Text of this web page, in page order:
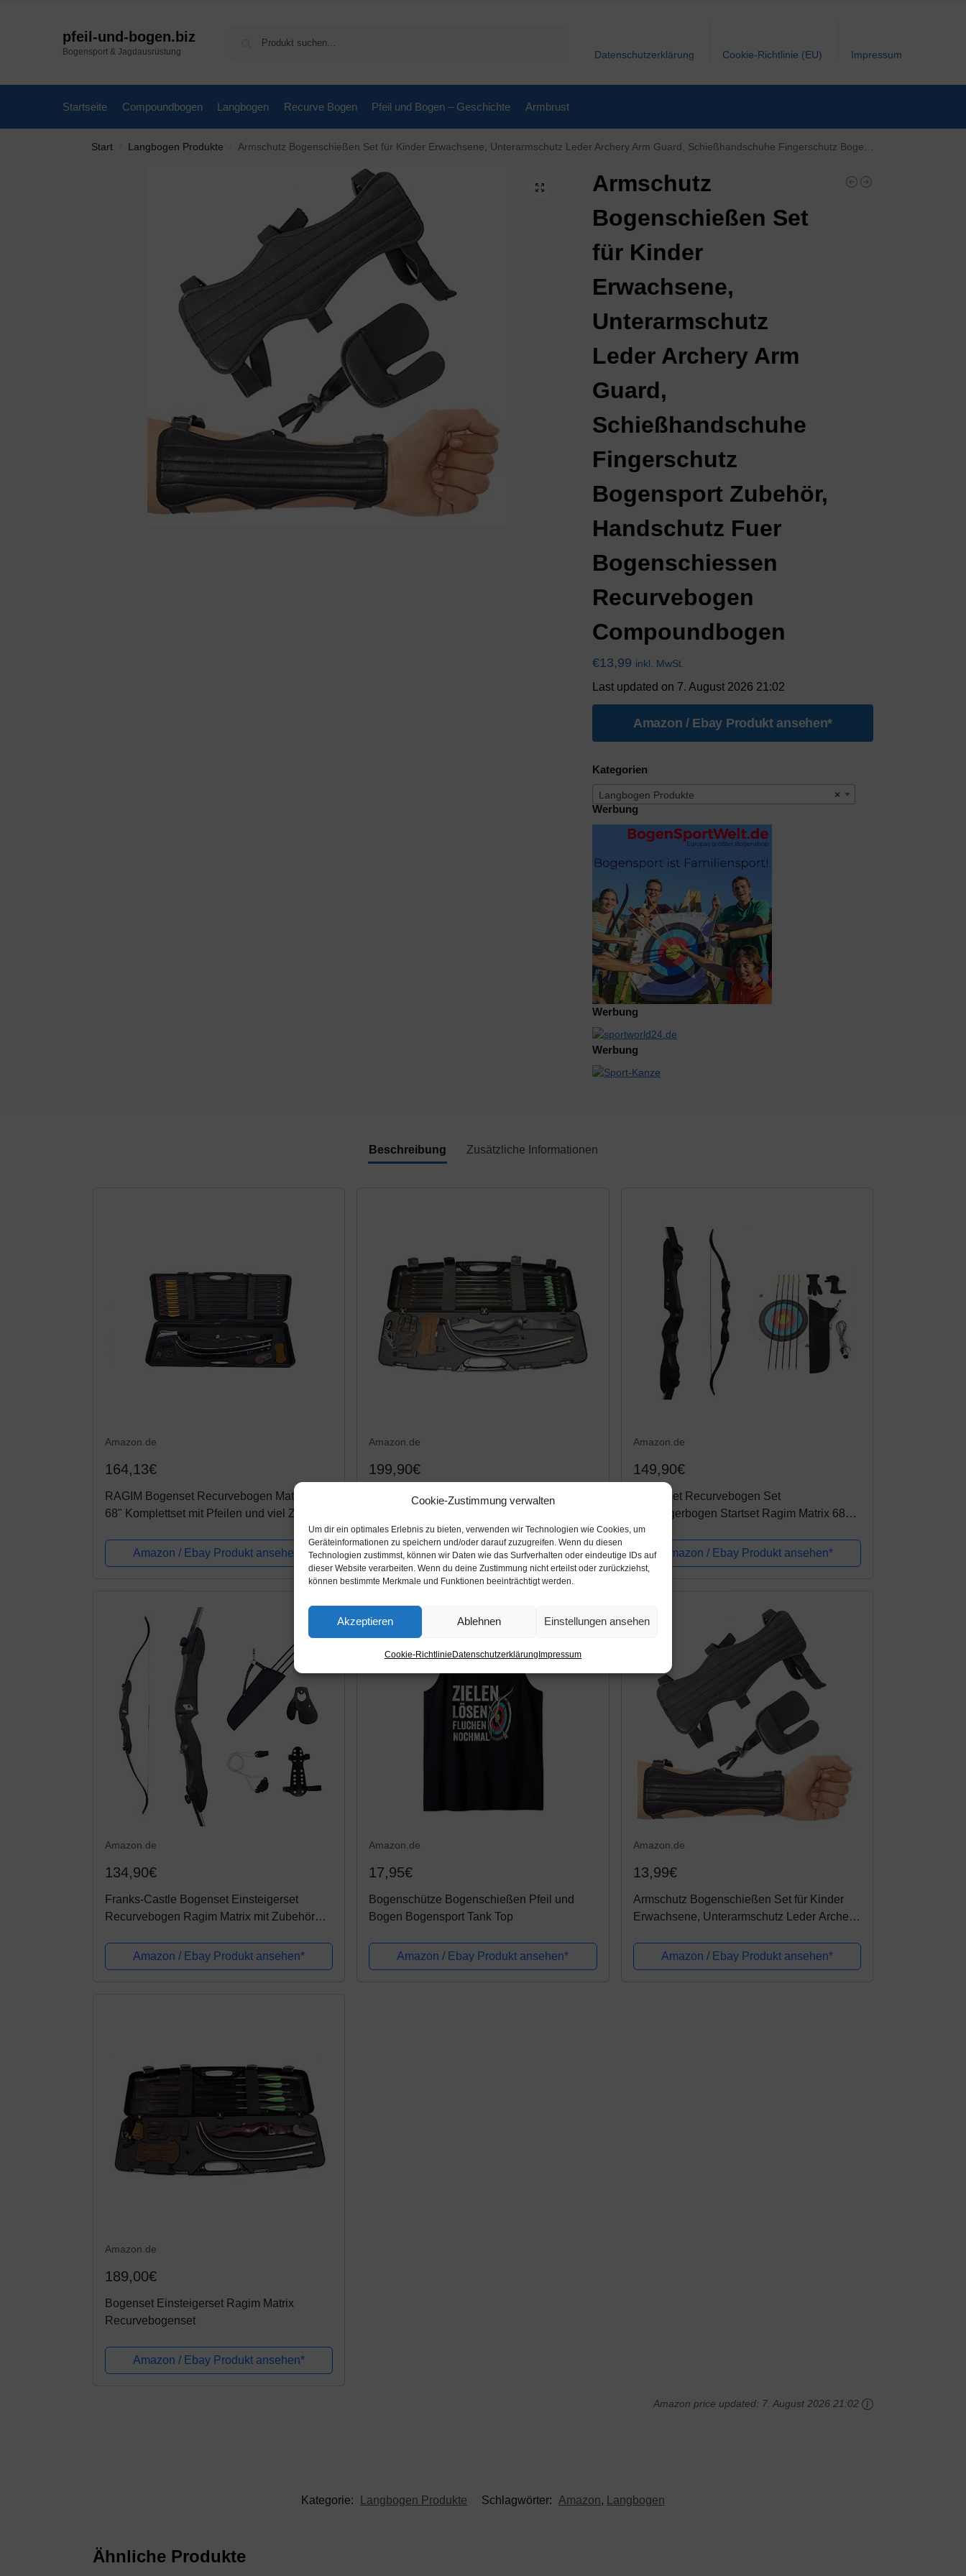
Cookie-Zustimmung verwalten
Um dir ein optimales Erlebnis zu bieten, verwenden wir Technologien wie Cookies, um
Geräteinformationen zu speichern und/oder darauf zuzugreifen. Wenn du diesen
Technologien zustimmst, können wir Daten wie das Surfverhalten oder eindeutige IDs auf
dieser Website verarbeiten. Wenn du deine Zustimmung nicht erteilst oder zurückziehst,
können bestimmte Merkmale und Funktionen beeinträchtigt werden.
Akzeptieren Ablehnen Einstellungen ansehen
Cookie-RichtlinieDatenschutzerklärungImpressum
pfeil-und-bogen.biz
Bogensport & Jagdausrüstung Datenschutzerklärung Cookie-Richtlinie (EU) Impressum
Startseite Compoundbogen Langbogen Recurve Bogen Pfeil und Bogen – Geschichte Armbrust
Start Langbogen Produkte Armschutz Bogenschießen Set für Kinder Erwachsene, Unterarmschutz Leder Archery Arm Guard, Schießhandschuhe Fingerschutz Bogensport Zubehör, Handschutz Fuer Bogenschiessen Recurvebogen Compoundbogen
Armschutz
Bogenschießen Set
für Kinder
Erwachsene,
Unterarmschutz
Leder Archery Arm
Guard,
Schießhandschuhe
Fingerschutz
Bogensport Zubehör,
Handschutz Fuer
Bogenschiessen
Recurvebogen
Compoundbogen
€13,99 inkl. MwSt.
Last updated on 7. August 2026 21:02
Amazon / Ebay Produkt ansehen*
Kategorien
×
Langbogen Produkte
Werbung
Werbung
Werbung
Beschreibung Zusätzliche Informationen
Amazon.de
164,13€
RAGIM Bogenset Recurvebogen Matrix Evo
68" Komplettset mit Pfeilen und viel Zubehör
Amazon / Ebay Produkt ansehen*
Amazon.de
199,90€
Bogenset Einsteigerset Recurvebogen
Carbonpfeilen
Amazon / Ebay Produkt ansehen*
Amazon.de
149,90€
Bogenset Recurvebogen Set
Einsteigerbogen Startset Ragim Matrix 68
Zoll
Amazon / Ebay Produkt ansehen*
Amazon.de
134,90€
Franks-Castle Bogenset Einsteigerset
Recurvebogen Ragim Matrix mit Zubehör
Amazon / Ebay Produkt ansehen*
Amazon.de
17,95€
Bogenschütze Bogenschießen Pfeil und
Bogen Bogensport Tank Top
Amazon / Ebay Produkt ansehen*
Amazon.de
13,99€
Armschutz Bogenschießen Set für Kinder
Erwachsene, Unterarmschutz Leder Archery
Fingerschutz Bogensport Zubehör,
Handschutz Fuer...
Amazon / Ebay Produkt ansehen*
Amazon.de
189,00€
Bogenset Einsteigerset Ragim Matrix
Recurvebogenset
Amazon / Ebay Produkt ansehen*
Amazon price updated: 7. August 2026 21:02
Kategorie: Langbogen Produkte Schlagwörter: Amazon, Langbogen
Ähnliche Produkte